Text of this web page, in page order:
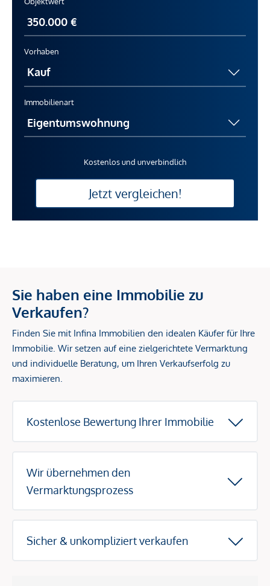
Vorhaben
Immobilienart
Kostenlos und unverbindlich
Jetzt vergleichen!
Sie haben eine Immobilie zu
Verkaufen?
Finden Sie mit Infina Immobilien den idealen Käufer für Ihre
Immobilie. Wir setzen auf eine zielgerichtete Vermarktung
und individuelle Beratung, um Ihren Verkaufserfolg zu
maximieren.
Kostenlose Bewertung Ihrer Immobilie
Wir übernehmen den
Vermarktungsprozess
Sicher & unkompliziert verkaufen